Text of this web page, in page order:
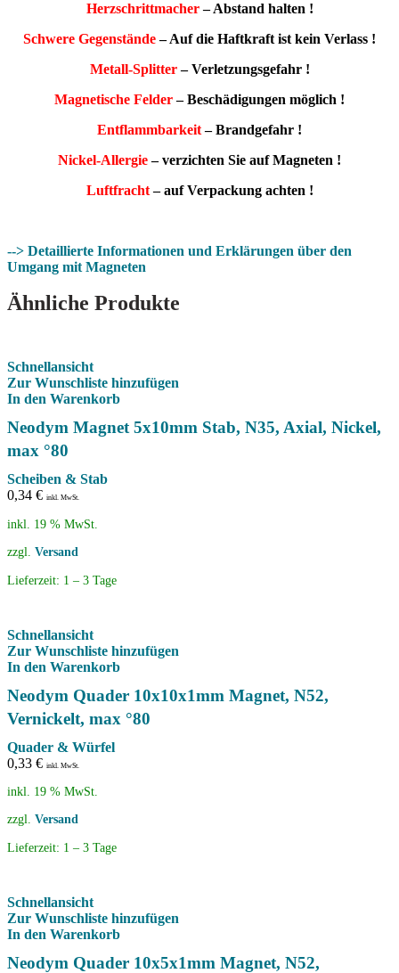
Herzschrittmacher– Abstand halten !
Schwere Gegenstände– Auf die Haftkraft ist kein Verlass !
Metall-Splitter– Verletzungsgefahr !
Magnetische Felder– Beschädigungen möglich !
Entflammbarkeit– Brandgefahr !
Nickel-Allergie– verzichten Sie auf Magneten !
Luftfracht– auf Verpackung achten !
--> Detaillierte Informationen und Erklärungen über den
Umgang mit Magneten
Ähnliche Produkte
Schnellansicht
Zur Wunschliste hinzufügen
In den Warenkorb
Neodym Magnet 5x10mm Stab, N35, Axial, Nickel,
max °80
Scheiben & Stab
0,34 € inkl. MwSt.
inkl. 19 % MwSt.
zzgl. Versand
Lieferzeit: 1 – 3 Tage
Schnellansicht
Zur Wunschliste hinzufügen
In den Warenkorb
Neodym Quader 10x10x1mm Magnet, N52,
Vernickelt, max °80
Quader & Würfel
0,33 € inkl. MwSt.
inkl. 19 % MwSt.
zzgl. Versand
Lieferzeit: 1 – 3 Tage
Schnellansicht
Zur Wunschliste hinzufügen
In den Warenkorb
Neodym Quader 10x5x1mm Magnet, N52,